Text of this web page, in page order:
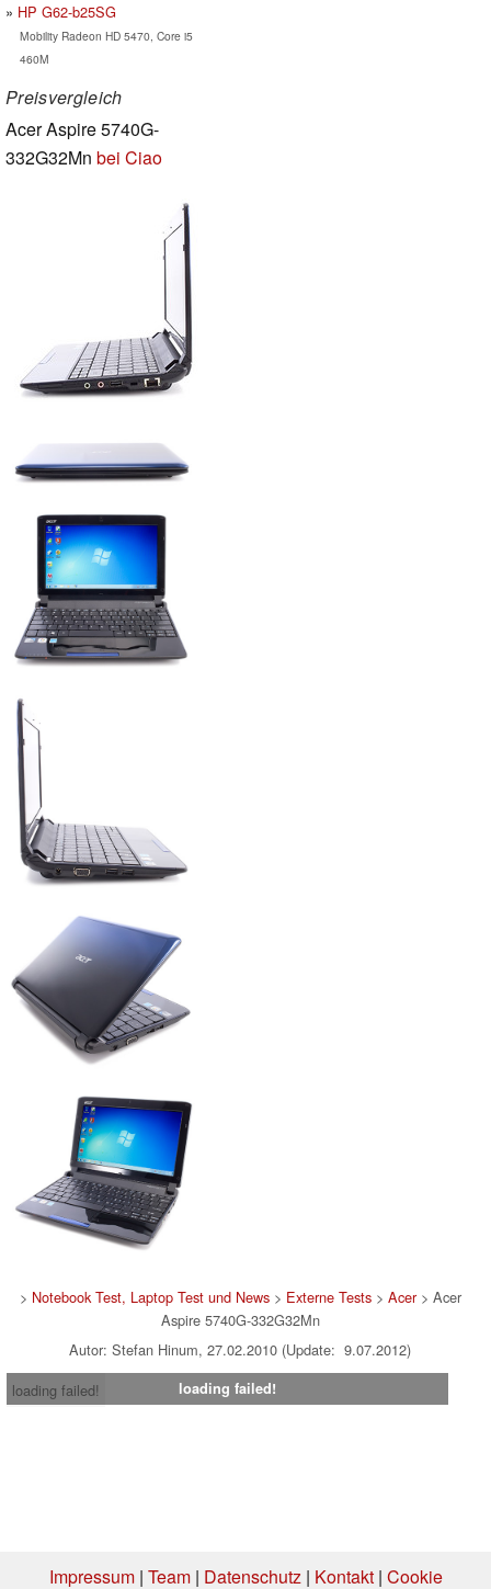
HP G62-b25SG
Mobility Radeon HD 5470, Core i5
460M
Preisvergleich
Acer Aspire 5740G-
332G32Mn bei Ciao
> Notebook Test, Laptop Test und News> Externe Tests> Acer> Acer
Aspire 5740G-332G32Mn
Autor: Stefan Hinum, 27.02.2010 (Update: 9.07.2012)
loading failed!
loading failed!
Impressum| Team| Datenschutz | Kontakt| Cookie